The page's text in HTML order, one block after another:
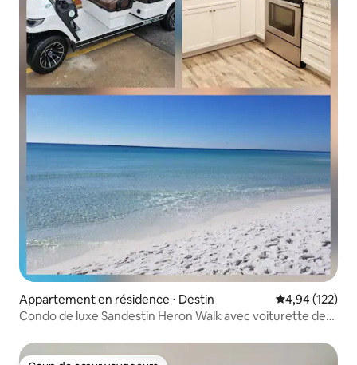
Appartement en résidence ⋅ Destin Évaluation
4,94 (122)
Condo de luxe Sandestin Heron Walk avec voiturette de